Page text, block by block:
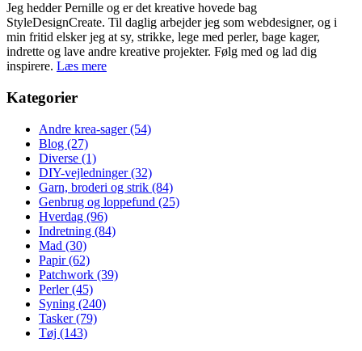
Jeg hedder Pernille og er det kreative hovede bag
StyleDesignCreate. Til daglig arbejder jeg som webdesigner, og i
min fritid elsker jeg at sy, strikke, lege med perler, bage kager,
indrette og lave andre kreative projekter. Følg med og lad dig
inspirere. Læs mere
Kategorier
Andre krea-sager(54)
Blog (27)
Diverse (1)
DIY-vejledninger(32)
Garn, broderi og strik (84)
Genbrug og loppefund (25)
Hverdag (96)
Indretning (84)
Mad (30)
Papir(62)
Patchwork (39)
Perler(45)
Syning (240)
Tasker(79)
Tøj (143)